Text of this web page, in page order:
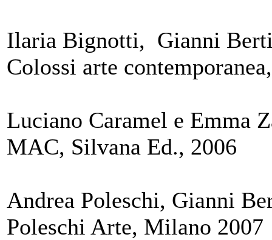
Ilaria Bignotti, Gianni
Colossi arte
Luciano Caramel e Emma
MAC, Silvana Ed., 2006
Andrea Poleschi, Gianni
Poleschi Arte, Milano 2007